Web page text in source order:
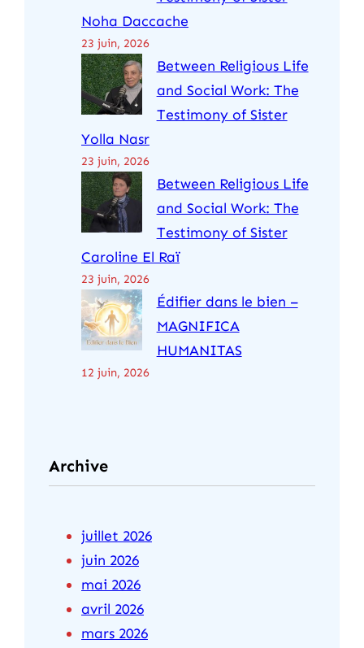
Noha Daccache
23 juin, 2026
Between Religious Life
and Social Work: The
Testimony of Sister
Yolla Nasr
23 juin, 2026
Between Religious Life
and Social Work: The
Testimony of Sister
Caroline El Raï
23 juin, 2026
Édifier dans le bien –
MAGNIFICA
HUMANITAS
12 juin, 2026
Archive
juillet 2026
juin 2026
mai 2026
avril 2026
mars 2026